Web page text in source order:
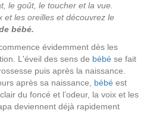
le goût, le toucher et la vue.
et les oreilles et découvrez le
bébé.
évidemment dès les
L'éveil des sens de bébé se fait
puis après la naissance.
après sa naissance, bébé est
du foncé et l’odeur, la voix et les
deviennent déjà rapidement